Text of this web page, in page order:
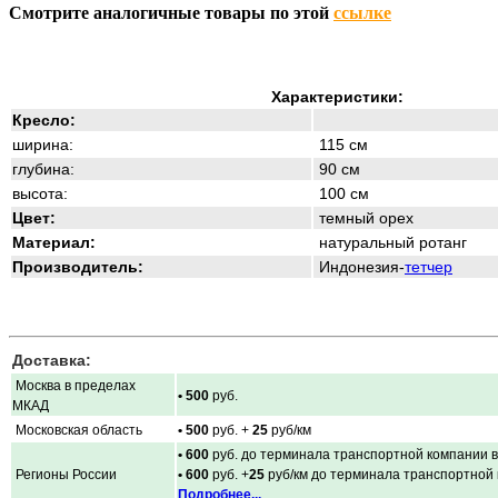
Смотрите аналогичные товары по этой ссылке
Характеристики:
Кресло:
ширина:
115 см
глубина:
90 см
высота:
100 см
Цвет:
темный орех
Материал:
натуральный ротанг
Производитель:
Индонезия-тетчер
Доставка:
Москва в пределах
МКАД
• 500 руб.
Московская область • 500 руб. + 25 руб/км
Регионы России
• 600 руб. до терминала транспортной компании
• 600 руб. +25 руб/км до терминала
Подробнее...